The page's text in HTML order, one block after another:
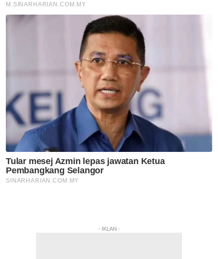
- IKLAN -